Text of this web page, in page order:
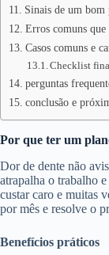
Sinais de um bom
Erros comuns
Casos comuns e
Checklist
perguntas
conclusão e
Por que ter um
Dor de dente não
atrapalha o trabalho
custar caro e muitas
por mês e resolve o
Benefícios práticos